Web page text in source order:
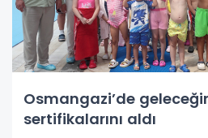
Osmangazi’de
sertifikalarını aldı